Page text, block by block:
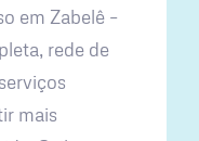
em Zabelê –
rede de
mais